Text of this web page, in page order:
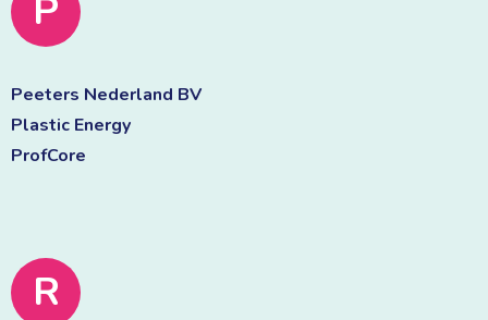
P
Peeters Nederland BV
Plastic Energy
ProfCore
R